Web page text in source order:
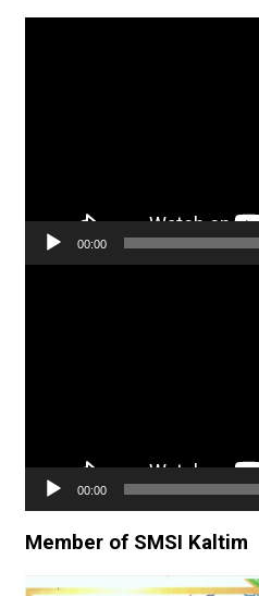
00:00
00:00
Member of SMSI Kaltim